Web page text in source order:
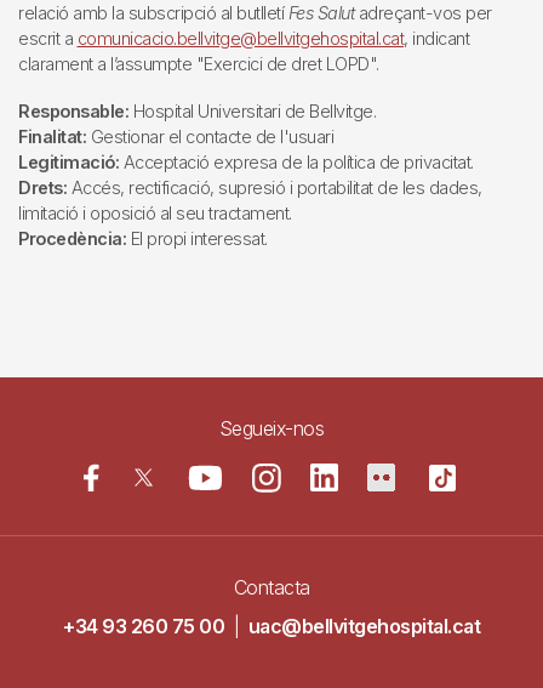
relació amb la subscripció al butlletí Fes Salutadreçant-vos per
escrit a comunicacio.bellvitge@bellvitgehospital.cat, indicant
clarament a l’assumpte "Exercici de dret LOPD".
Responsable: Hospital Universitari de Bellvitge.
Finalitat: Gestionar el contacte de l'usuari
Legitimació: Acceptació expresa de la política de privacitat.
Drets: Accés, rectificació, supresió i portabilitat de les dades,
limitació i oposició al seu tractament.
Procedència: El propi interessat.
Segueix-nos
Contacta
+34 93 260 75 00
uac@bellvitgehospital.cat